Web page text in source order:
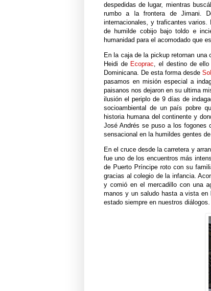
despedidas de lugar, mientras
rumbo a la frontera de Jimani.
internacionales, y traficantes
de humilde cobijo bajo toldo e
humanidad para el acomodado que
En la caja de la pickup retornan
Heidi de Ecoprac , el destino de
Dominicana. De esta forma desde
pasamos en misión especial a
paisanos nos dejaron en su ultima
ilusión el periplo de 9 días de
socioambiental de un país pobre
historia humana del continente y
José Andrés se puso a los fogones
sensacional en la humildes gentes
En el cruce desde la carretera y
fue uno de los encuentros más
de Puerto Príncipe roto con su
gracias al colegio de la infancia.
y comió en el mercadillo con una
manos y un saludo hasta a vista en
estado siempre en nuestros diálogos.